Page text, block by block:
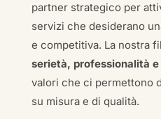
partner strategico per
servizi che desiderano
e competitiva. La nostra
serietà, professionalità
valori che ci permettono
su misura e di qualità.